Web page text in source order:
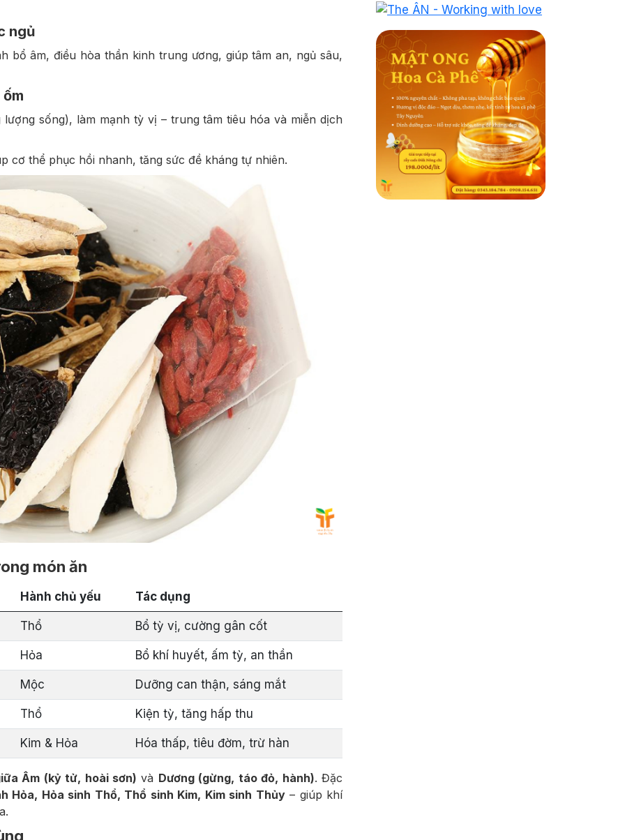
ngủ
bổ âm, điều hòa thần kinh trung ương, giúp tâm an, ngủ sâu,
sống), làm mạnh tỳ vị – trung tâm tiêu hóa và miễn dịch
cơ thể phục hồi nhanh, tăng sức đề kháng tự nhiên.
món ăn
Hành chủ yếu Tác dụng
Thổ Bổ tỳ vị, cường gân cốt
Hỏa Bổ khí huyết, ấm tỳ, an thần
Mộc Dưỡng can thận, sáng mắt
Thổ Kiện tỳ, tăng hấp thu
Kim & Hỏa Hóa thấp, tiêu đờm, trừ hàn
Âm (kỷ tử, hoài sơn) và Dương (gừng, táo đỏ, hành). Đặc
Hỏa, Hỏa sinh Thổ, Thổ sinh Kim, Kim sinh Thủy– giúp khí